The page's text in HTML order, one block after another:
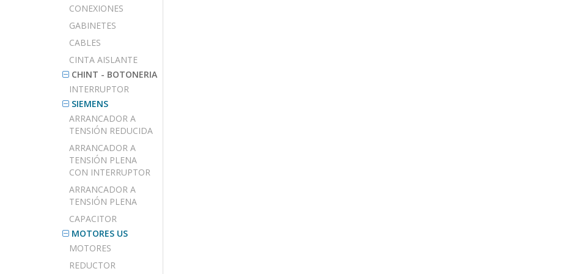
CONEXIONES
GABINETES
CABLES
CINTA AISLANTE
CHINT - BOTONERIA
INTERRUPTOR
SIEMENS
ARRANCADOR A
TENSIÓN REDUCIDA
ARRANCADOR A
TENSIÓN PLENA
CON INTERRUPTOR
ARRANCADOR A
TENSIÓN PLENA
CAPACITOR
MOTORES US
MOTORES
REDUCTOR